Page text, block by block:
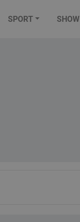
SPORT SHOW